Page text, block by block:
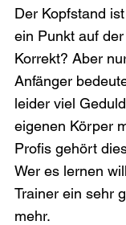
Der Kopfstand
ein Punkt auf
Korrekt? Aber
Anfänger
leider viel
eigenen Körper
Profis gehört
Wer es lernen
Trainer ein sehr
mehr.